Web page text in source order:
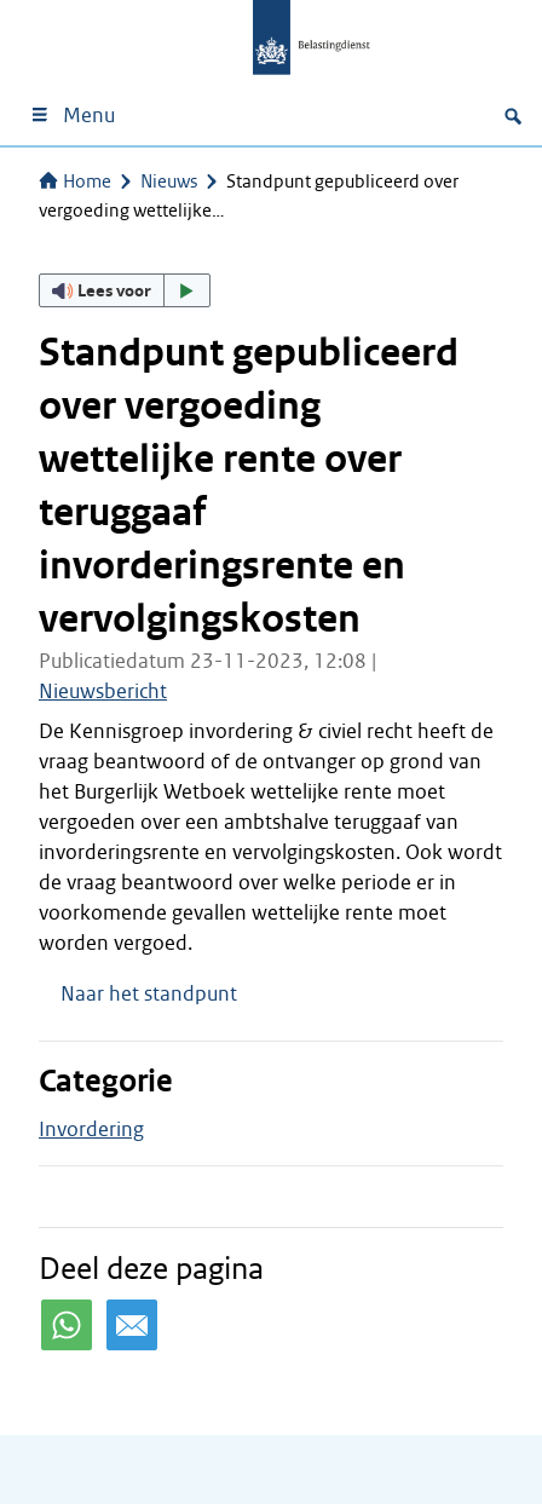
Menu
Home Nieuws
Standpunt gepubliceerd over
vergoeding wettelijke…
Lees voor
Standpunt gepubliceerd
over vergoeding
wettelijke rente over
teruggaaf
invorderingsrente en
vervolgingskosten
Publicatiedatum 23-11-2023, 12:08 |
Nieuwsbericht
De Kennisgroep invordering & civiel recht heeft de
vraag beantwoord of de ontvanger op grond van
het Burgerlijk Wetboek wettelijke rente moet
vergoeden over een ambtshalve teruggaaf van
invorderingsrente en vervolgingskosten. Ook wordt
de vraag beantwoord over welke periode er in
voorkomende gevallen wettelijke rente moet
worden vergoed.
Naar het standpunt
Categorie
Invordering
Deel deze pagina